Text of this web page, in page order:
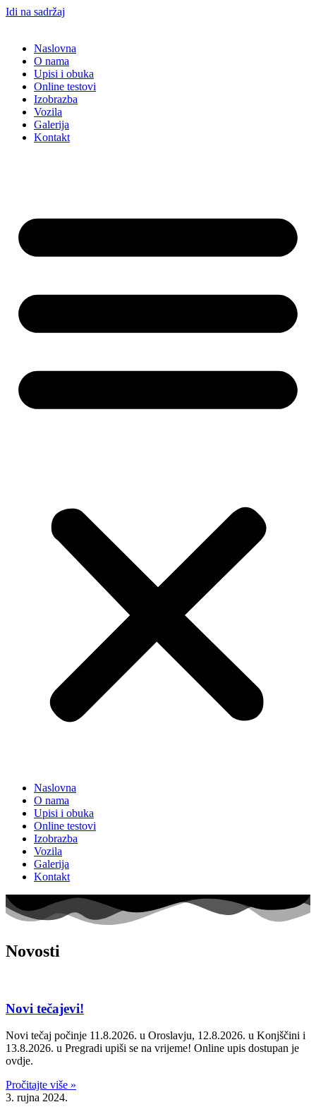
Idi na sadržaj
Naslovna
O nama
Upisi i obuka
Online testovi
Izobrazba
Vozila
Galerija
Kontakt
Naslovna
O nama
Upisi i obuka
Online testovi
Izobrazba
Vozila
Galerija
Kontakt
Novosti
Novi tečajevi!
Novi tečaj počinje 11.8.2026. u Oroslavju, 12.8.2026. u Konjščini i
13.8.2026. u Pregradi upiši se na vrijeme! Online upis dostupan je
ovdje.
Pročitajte više »
3. rujna 2024.